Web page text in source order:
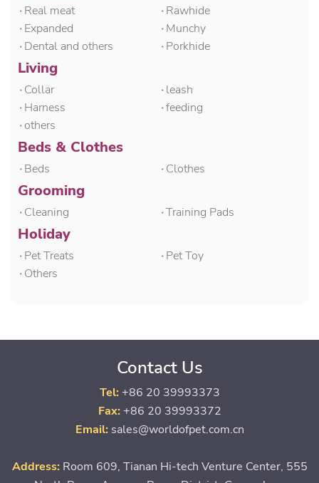
۰Real meat
۰Rawhide
۰Expanded
۰Munchy
۰Dental and others
۰Porkhide
Living
۰Collar
۰leash
۰Harness
۰feeding
۰others
Beds & Clothes
۰Beds ۰Clothes
Grooming
۰Cleaning ۰Training Pads
Holiday
۰Pet Treats
۰Pet Toy
۰Others
Contact Us
Tel: +86 20 39993373
Fax: +86 20 39993372
Email: sales@worldofpet.com.cn
Address: Room 609, Tianan Hi-tech Venture Center, 555